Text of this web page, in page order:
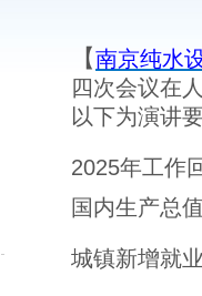
【南京纯水
四次会议在
以下为演讲
2025年工作
国内生产总
城镇新增就